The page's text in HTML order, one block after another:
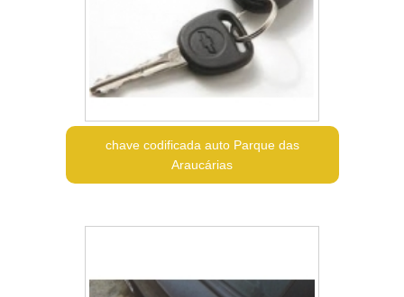
chave codificada auto Parque das
Araucárias